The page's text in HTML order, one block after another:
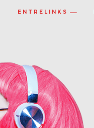
ENTRELINKS